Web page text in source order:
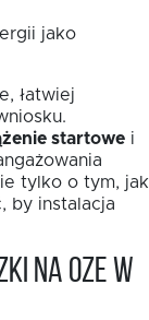
jako
łatwiej
startowe i
tylko o tym, jak
by instalacja
na OZE w